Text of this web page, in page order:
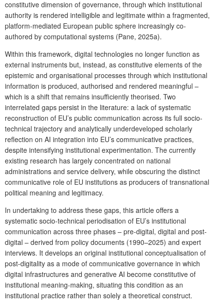
constitutive dimension of governance, through which institutional
authority is rendered intelligible and legitimate within a fragmented,
platform-mediated European public sphere increasingly co-
authored by computational systems (Pane, 2025a).
Within this framework, digital technologies no longer function as
external instruments but, instead, as constitutive elements of the
epistemic and organisational processes through which institutional
information is produced, authorised and rendered meaningful –
which is a shift that remains insufficiently theorised. Two
interrelated gaps persist in the literature: a lack of systematic
reconstruction of EU’s public communication across its full socio-
technical trajectory and analytically underdeveloped scholarly
reflection on AI integration into EU’s communicative practices,
despite intensifying institutional experimentation. The currently
existing research has largely concentrated on national
administrations and service delivery, while obscuring the distinct
communicative role of EU institutions as producers of transnational
political meaning and legitimacy.
In undertaking to address these gaps, this article offers a
systematic socio-technical periodisation of EU’s institutional
communication across three phases – pre-digital, digital and post-
digital – derived from policy documents (1990–2025) and expert
interviews. It develops an original institutional conceptualisation of
post-digitality as a mode of communicative governance in which
digital infrastructures and generative AI become constitutive of
institutional meaning-making, situating this condition as an
institutional practice rather than solely a theoretical construct.